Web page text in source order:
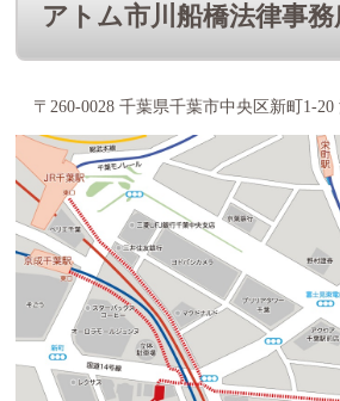
アトム市川船橋法律事
〒260-0028 千葉県千葉市中央区新町1-